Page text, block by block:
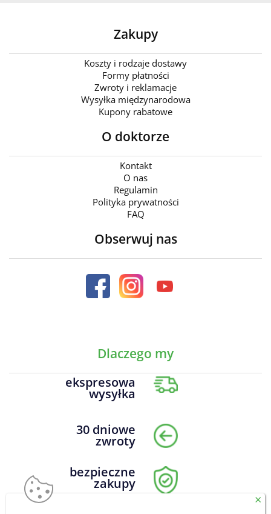
Zakupy
Koszty i rodzaje dostawy
Formy płatności
Zwroty i reklamacje
Wysyłka międzynarodowa
Kupony rabatowe
O doktorze
Kontakt
O nas
Regulamin
Polityka prywatności
FAQ
Obserwuj nas
Dlaczego my
ekspresowa
wysyłka
30 dniowe
zwroty
bezpieczne
zakupy
×